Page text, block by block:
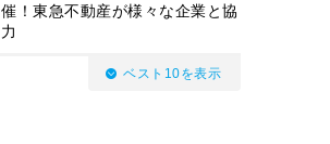
催！東急不動産が様々な企業と協
力
ベスト10を表示